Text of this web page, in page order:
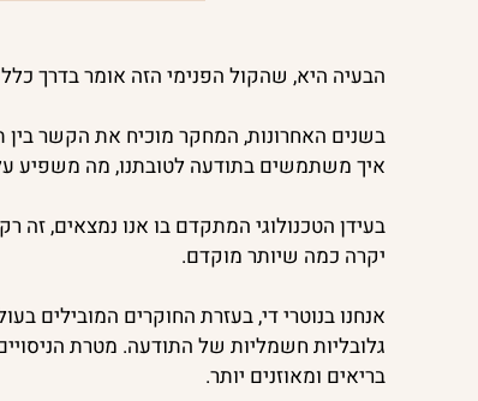
הבעיה היא, שהקול הפנימי הזה אומר בדרך
בשנים האחרונות, המחקר מוכיח את הקשר בין
איך משתמשים בתודעה לטובתנו, מה משפיע
בעידן הטכנולוגי המתקדם בו אנו נמצאים, זה
יקרה כמה שיותר מוקדם.
אנחנו בנוטרי די, בעזרת החוקרים
גלובליות חשמליות של התודעה. מטרת
בריאים ומאוזנים יותר.